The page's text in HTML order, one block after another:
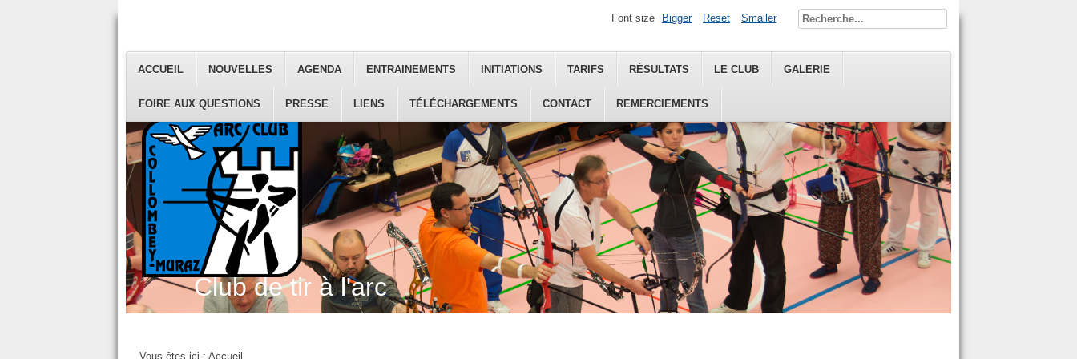
Club de tir à l'arc
ACCUEIL NOUVELLES AGENDA ENTRAINEMENTS INITIATIONS TARIFS RÉSULTATS LE CLUB GALERIE
FOIRE AUX QUESTIONS PRESSE LIENS TÉLÉCHARGEMENTS CONTACT REMERCIEMENTS
Font size Bigger Reset Smaller
Vous êtes ici : Accueil